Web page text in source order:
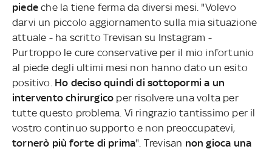
piede che la tiene ferma da diversi mesi. "Volevo
darvi un piccolo aggiornamento sulla mia situazione
attuale - ha scritto Trevisan su Instagram -
Purtroppo le cure conservative per il mio infortunio
al piede degli ultimi mesi non hanno dato un esito
positivo. Ho deciso quindi di sottopormi a un
intervento chirurgico per risolvere una volta per
tutte questo problema. Vi ringrazio tantissimo per il
vostro continuo supporto e non preoccupatevi,
tornerò più forte di prima". Trevisan non gioca una